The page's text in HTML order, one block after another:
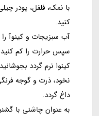
با نمک، فلفل، پودر
کنید.
آب سبزیجات و کینوآ
کینوا نرم گردد
نخود، ذرت و گوجه
داغ گردد.
به عنوان چاشنی با